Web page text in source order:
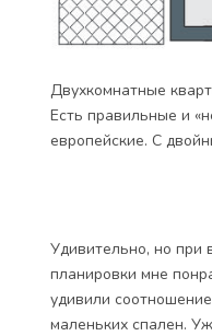
Двухкомнатные
Есть правильные и
европейские. С
Удивительно, но при
планировки мне
удивили
маленьких спален.